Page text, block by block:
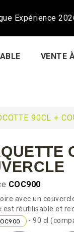
Expérience
VENTE
90CL +
COC900
avec un
est réutilisable et
- 90 cl